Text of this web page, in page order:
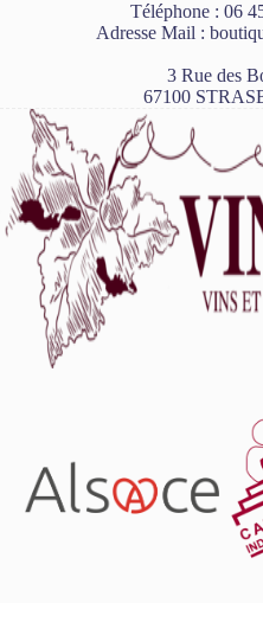
Téléphone : 06
Adresse Mail :
3 Rue des
67100